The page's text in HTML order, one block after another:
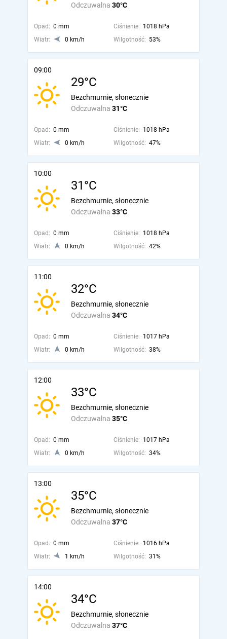
Odczuwalna 30°C
Opad: 0 mm Ciśnienie: 1018 hPa
Wiatr:
0 km/h Wilgotność: 53%
09:00
29°C
Odczuwalna 31°C
Bezchmurnie, słonecznie
Opad: 0 mm Ciśnienie: 1018 hPa
Wiatr:
0 km/h Wilgotność: 47%
10:00
31°C
Odczuwalna 33°C
Bezchmurnie, słonecznie
Opad: 0 mm Ciśnienie: 1018 hPa
Wiatr:
0 km/h Wilgotność: 42%
11:00
32°C
Odczuwalna 34°C
Bezchmurnie, słonecznie
Opad: 0 mm Ciśnienie: 1017 hPa
Wiatr:
0 km/h Wilgotność: 38%
12:00
33°C
Odczuwalna 35°C
Bezchmurnie, słonecznie
Opad: 0 mm Ciśnienie: 1017 hPa
Wiatr:
0 km/h Wilgotność: 34%
13:00
35°C
Odczuwalna 37°C
Bezchmurnie, słonecznie
Opad: 0 mm Ciśnienie: 1016 hPa
Wiatr:
1 km/h Wilgotność: 31%
14:00
34°C
Odczuwalna 37°C
Bezchmurnie, słonecznie